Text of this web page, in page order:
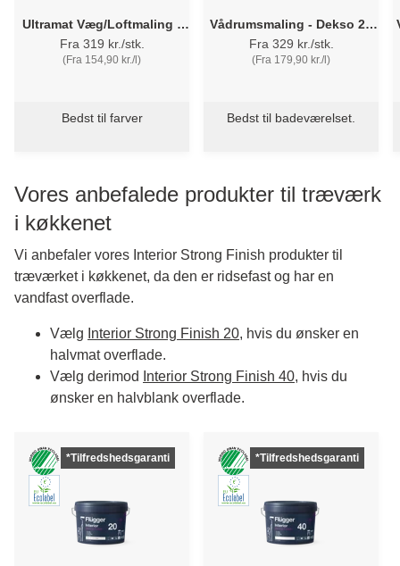
Ultramat Væg/Loftmaling -
Flügger Dekso 1
Fra 319 kr./stk.
(Fra 154,90 kr./l)
Bedst til farver
Vådrumsmaling - Dekso 20
H2O Flügger
Fra 329 kr./stk.
(Fra 179,90 kr./l)
Bedst til badeværelset.
Vores anbefalede produkter til træværk
i køkkenet
Vi anbefaler vores Interior Strong Finish produkter til
træværket i køkkenet, da den er ridsefast og har en
vandfast overflade.
Vælg Interior Strong Finish 20, hvis du ønsker en
halvmat overflade.
Vælg derimod
Interior Strong Finish 40, hvis du
ønsker en halvblank overflade.
*Tilfredshedsgaranti *Tilfredshedsgaranti